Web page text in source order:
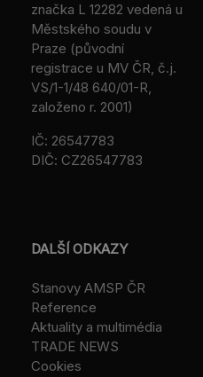
značka L 12282 vedená u
Městského soudu v
Praze (původní
registrace u MV ČR, č.j.
VS/1-1/48 640/01-R,
založeno r. 2001)
IČ: 26547783
DIČ: CZ26547783
DALŠÍ ODKAZY
Stanovy AMSP ČR
Reference
Aktuality a multimédia
TRADE NEWS
Cookies